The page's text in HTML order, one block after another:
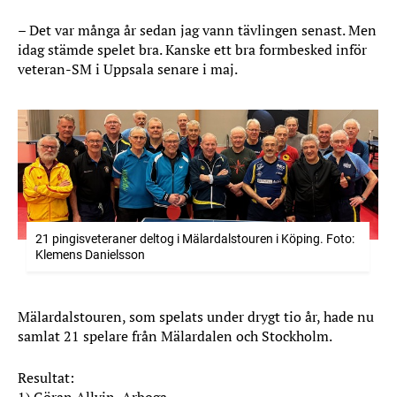
– Det var många år sedan jag vann tävlingen senast. Men
idag stämde spelet bra. Kanske ett bra formbesked inför
veteran-SM i Uppsala senare i maj.
21 pingisveteraner deltog i Mälardalstouren i Köping. Foto:
Klemens Danielsson
Mälardalstouren, som spelats under drygt tio år, hade nu
samlat 21 spelare från Mälardalen och Stockholm.
Resultat: